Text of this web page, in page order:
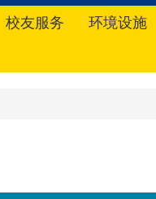
校友服务 环境设施